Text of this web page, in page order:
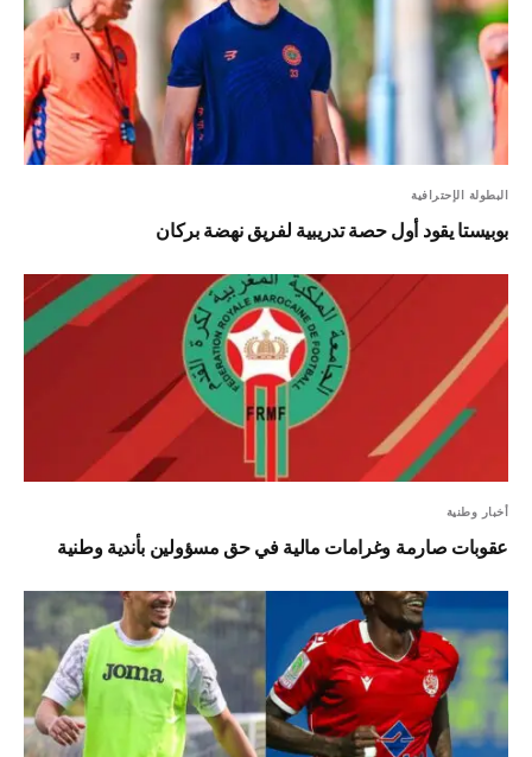
البطولة الإحترافية
بوبيستا يقود أول حصة تدريبية لفريق نهضة بركان
أخبار وطنية
عقوبات صارمة وغرامات مالية في حق مسؤولين بأندية وطنية